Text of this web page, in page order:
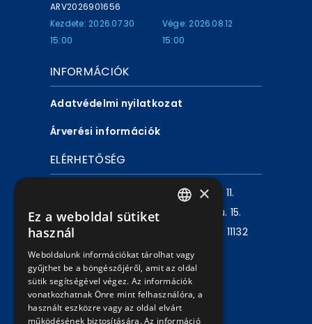
ARV2026901656
Kezdete: 2026.07.30
15:00
Vége: 2026.08.12
15:00
INFORMÁCIÓK
Adatvédelmi nyilatkozat
Árverési információk
ELÉRHETŐSÉG
1980 Budapest, Pf. 11.
Székhely:1072 Budapest, Akácfa u. 15.
Központ telefon:
+36 1 461 6500 / 11132
mellék
Írjon nekünk!
×
Ez a weboldal sütiket
használ
Weboldalunk információkat tárolhat vagy
gyűjthet be a böngészőjéről, amit az oldal
sütik segítségével végez. Az információk
vonatkozhatnak Önre mint felhasználóra, a
használt eszközre vagy az oldal elvárt
működésének biztosítására. Az információ